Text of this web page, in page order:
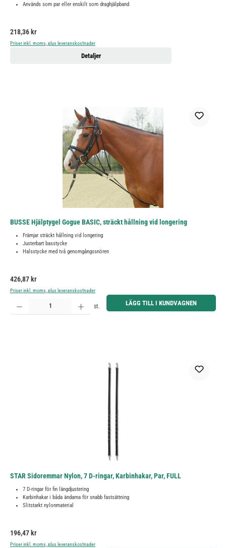
Används som par eller enskilt som draghjälpband
Ordinarie pris:
218,36 kr
Priser inkl. moms, plus leveranskostnader
Detaljer
BUSSE Hjälptygel Gogue BASIC, sträckt hållning vid longering
Främjar sträckt hållning vid longering
Justerbart basstycke
Halsstycke med två genomgångssnören
Ordinarie pris:
426,87 kr
Priser inkl. moms, plus leveranskostnader
Produktkvantitet: Ange önskat belopp eller använd knapparna för att öka eller minska kvantiteten.
st. LÄGG TILL I KUNDVAGNEN
STAR Sidoremmar Nylon, 7 D-ringar, Karbinhakar, Par, FULL
7 D-ringar för fin längdjustering
Karbinhakar i båda ändarna för snabb fastsättning
Slitstarkt nylonmaterial
Ordinarie pris:
196,47 kr
Priser inkl. moms, plus leveranskostnader